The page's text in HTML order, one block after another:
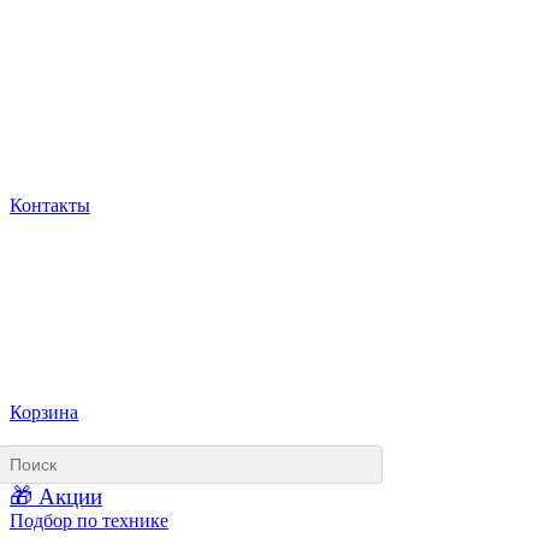
Контакты
Корзина
🎁 Акции
Подбор по технике